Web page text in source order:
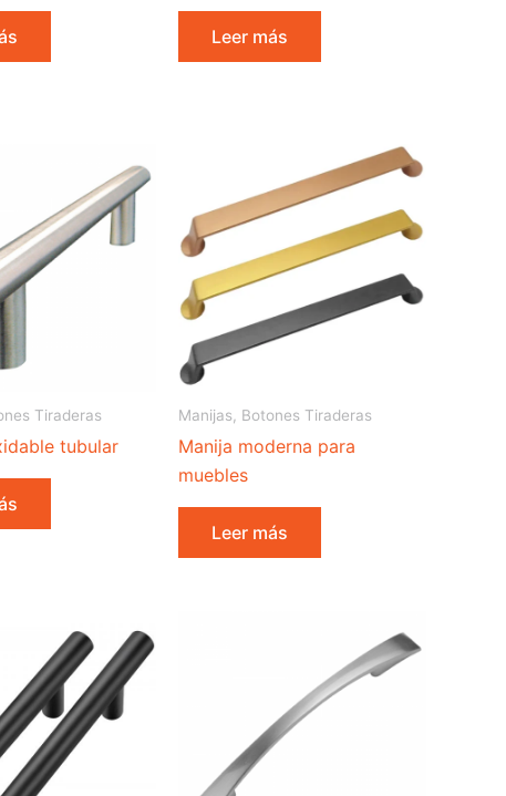
Leer más
Tiraderas
tubular
Manijas, Botones Tiraderas
Manija moderna para
muebles
Leer más